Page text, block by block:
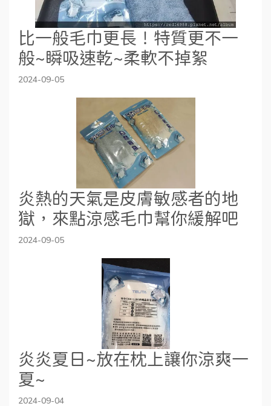
比一般毛巾更長！特質更不一
般~瞬吸速乾~柔軟不掉絮
2024-09-05
炎熱的天氣是皮膚敏感者的地
獄，來點涼感毛巾幫你緩解吧
2024-09-05
炎炎夏日~放在枕上讓你涼爽一
夏~
2024-09-04